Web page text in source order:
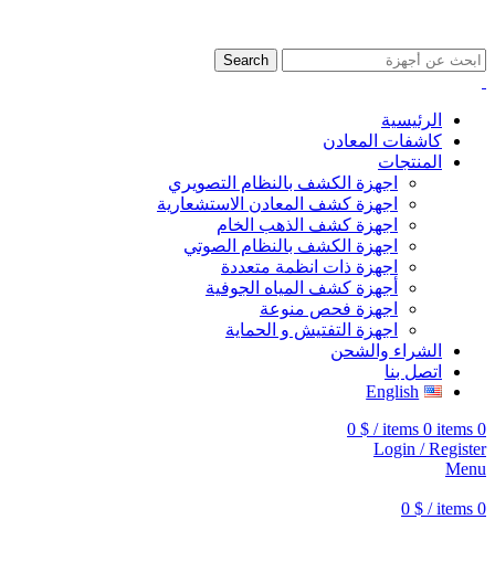
Search
الرئيسية
كاشفات المعادن
المنتجات
اجهزة الكشف بالنظام التصويري
اجهزة كشف المعادن الاستشعارية
اجهزة كشف الذهب الخام
اجهزة الكشف بالنظام الصوتي
اجهزة ذات انظمة متعددة
أجهزة كشف المياه الجوفية
اجهزة فحص منوعة
اجهزة التفتيش و الحماية
الشراء والشحن
اتصل بنا
English
0
items 0 items
/
0 $
Login / Register
Menu
0
items
/
0 $